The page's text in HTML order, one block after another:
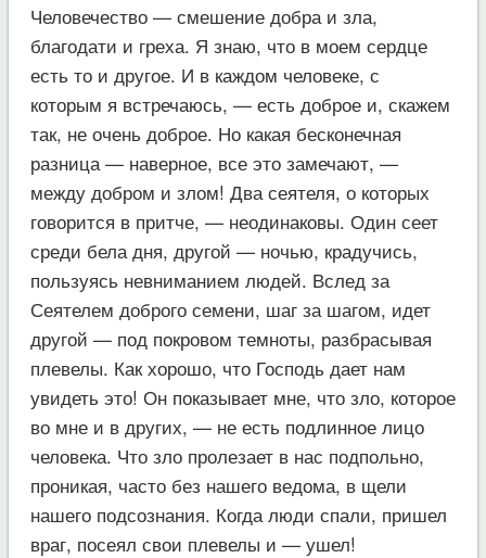
Человечество — смешение добра и зла,
благодати и греха. Я знаю, что в моем сердце
есть то и другое. И в каждом человеке, с
которым я встречаюсь, — есть доброе и, скажем
так, не очень доброе. Но какая бесконечная
разница — наверное, все это замечают, —
между добром и злом! Два сеятеля, о которых
говорится в притче, — неодинаковы. Один сеет
среди бела дня, другой — ночью, крадучись,
пользуясь невниманием людей. Вслед за
Сеятелем доброго семени, шаг за шагом, идет
другой — под покровом темноты, разбрасывая
плевелы. Как хорошо, что Господь дает нам
увидеть это! Он показывает мне, что зло, которое
во мне и в других, — не есть подлинное лицо
человека. Что зло пролезает в нас подпольно,
проникая, часто без нашего ведома, в щели
нашего подсознания. Когда люди спали, пришел
враг, посеял свои плевелы и — ушел!